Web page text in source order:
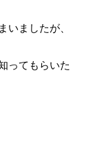
いましたが、
ってもらいた